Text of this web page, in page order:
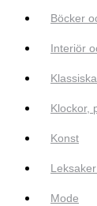
Böcker
Interiör
Klockor,
Konst
Mode